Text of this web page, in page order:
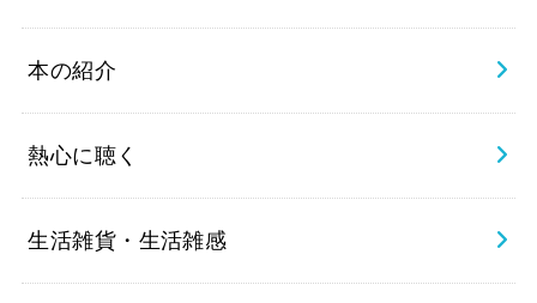
本の紹介
熱心に聴く
生活雑貨・生活雑感